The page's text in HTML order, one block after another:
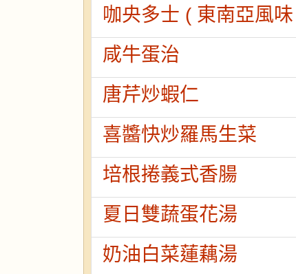
咖央多士 ( 東南亞風
咸牛蛋治
唐芹炒蝦仁
喜醬快炒羅馬生菜
培根捲義式香腸
夏日雙蔬蛋花湯
奶油白菜蓮藕湯